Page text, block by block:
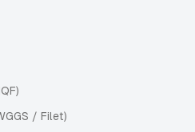
/ Filet)